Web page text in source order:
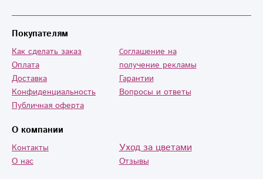
Покупателям
Как сделать заказ
Оплата
Доставка
Конфиденциальность
Публичная оферта
Cоглашение на
получение рекламы
Гарантии
Вопросы и ответы
О компании
Контакты
О нас
Уход за цветами
Отзывы